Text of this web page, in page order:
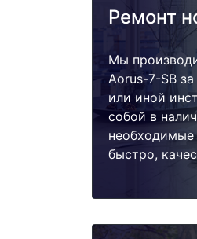
Ремонт
Мы
Aorus-7-SB
или иной
собой в
необходимые
быстро,